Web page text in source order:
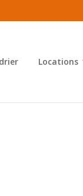
Locations